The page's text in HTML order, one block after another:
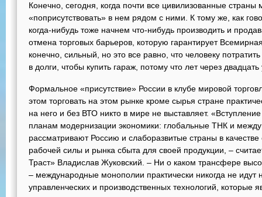
Конечно, сегодня, когда почти все цивилизованные страны
«поприсутствовать» в нем рядом с ними. К тому же, как
когда-нибудь тоже начнем что-нибудь производить и
отмена торговых барьеров, которую гарантирует
конечно, сильный, но это все равно, что человеку
в долги, чтобы купить гараж, потому что лет через
Формальное «присутствие» России в клубе мировой
этом торговать на этом рынке кроме сырья стране
на него и без ВТО никто в мире не выставляет.
планам модернизации экономики: глобальные ТНК и
рассматривают Россию и слаборазвитые страны в
рабочей силы и рынка сбыта для своей продукции, –
Траст» Владислав Жуковский. – Ни о каком трансфере
– международные монополии практически никогда не идут
управленческих и производственных технологий,